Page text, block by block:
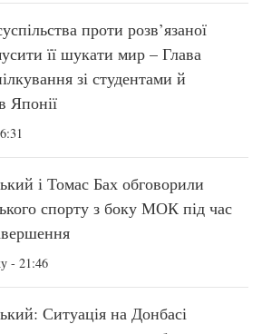
проти розв’язаної
її шукати мир – Глава
зі студентами й
Японії
і Томас Бах обговорили
спорту з боку МОК під час
- 21:46
Ситуація на Донбасі